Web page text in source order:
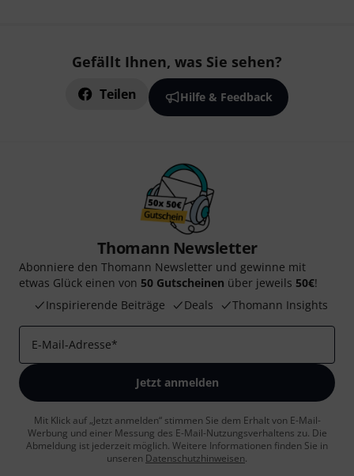
Gefällt Ihnen, was Sie sehen?
Teilen Hilfe & Feedback
Thomann Newsletter
Abonniere den Thomann Newsletter und gewinne mit
etwas Glück einen von 50 Gutscheinen über jeweils 50€!
Inspirierende Beiträge
Deals Thomann Insights
E-Mail-Adresse*
Jetzt anmelden
Mit Klick auf „Jetzt anmelden“ stimmen Sie dem Erhalt von E-Mail-
Werbung und einer Messung des E-Mail-Nutzungsverhaltens zu. Die
Abmeldung ist jederzeit möglich. Weitere Informationen finden Sie in
unseren Datenschutzhinweisen.